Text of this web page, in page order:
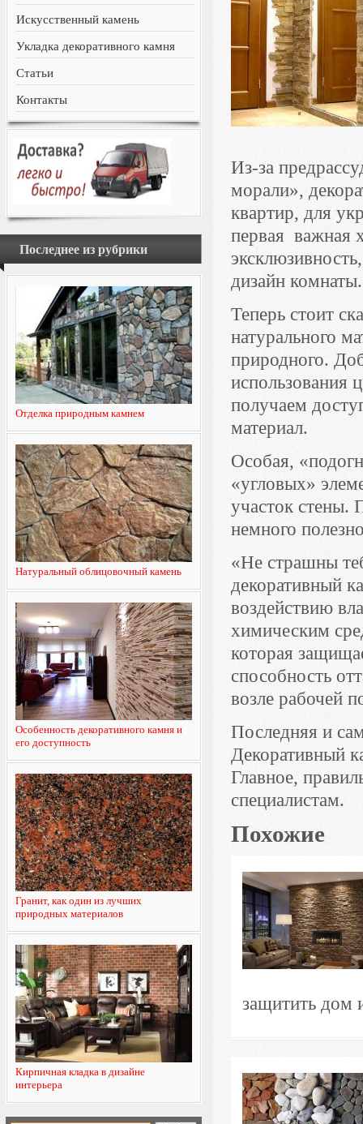
Искусственный камень
Укладка декоративного камня
Статьи
Контакты
Последнее из рубрики
Отделка природным камнем
Натуральный облицовочный камень
Особенность декоративного камня и
его доступность
Гранит, как один из лучших
природных материалов
Кирпичная кладка в дизайне
интерьера
Из-за
морали»,
квартир, для
первая важная
дизайн комнаты.
Теперь стоит
натурального
природного.
использования
получаем
материал.
Особая,
«угловых»
участок стены.
немного
«Не страшны
декоративный
воздействию
химическим
которая
способность
возле рабочей
Последняя и
Декоративный
Главное,
специалистам.
Похожие
защитить дом